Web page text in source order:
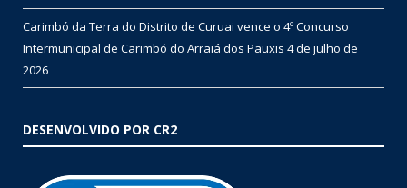
Carimbó da Terra do Distrito de Curuai vence o 4º Concurso
Intermunicipal de Carimbó do Arraiá dos Pauxis 4 de julho de
2026
DESENVOLVIDO POR CR2